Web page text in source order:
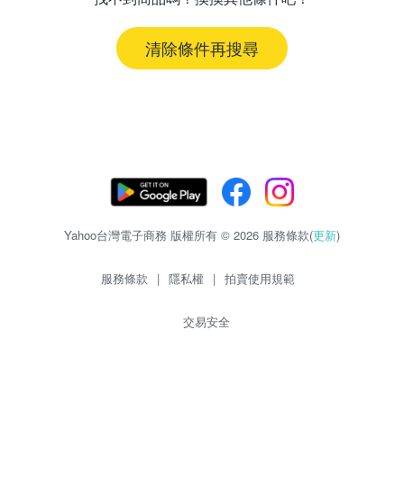
清除條件再搜尋
Yahoo台灣電子商務 版權所有 © 2026 服務條款(更新)
服務條款 | 隱私權 | 拍賣使用規範
交易安全